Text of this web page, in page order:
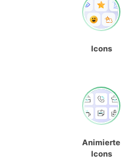
Icons
Animierte
Icons